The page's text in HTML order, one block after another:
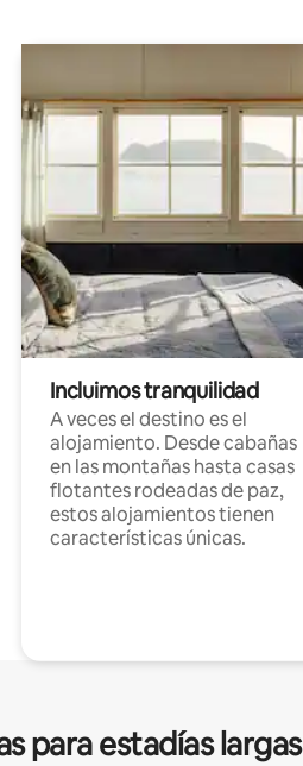
Incluimos tranquilidad
A veces el destino es el
alojamiento. Desde cabañas
en las montañas hasta casas
flotantes rodeadas de paz,
estos alojamientos tienen
características únicas.
para estadías largas